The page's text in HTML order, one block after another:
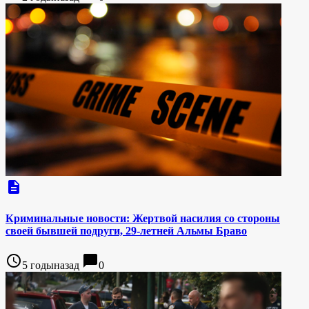
description
Криминальные новости: Жертвой насилия со стороны
своей бывшей подруги, 29-летней Альмы Браво
access_time5 годыназад chat_bubble0